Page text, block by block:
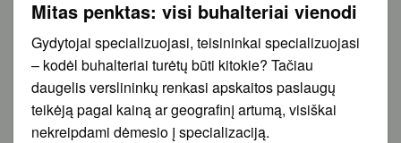
Mitas penktas: visi buhalteriai vienodi
Gydytojai specializuojasi, teisininkai specializuojasi
– kodėl buhalteriai turėtų būti kitokie? Tačiau
daugelis verslininkų renkasi apskaitos paslaugų
teikėją pagal kainą ar geografinį artumą, visiškai
nekreipdami dėmesio į specializaciją.